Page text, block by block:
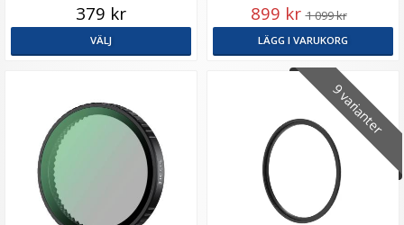
379 kr
VÄLJ
899 kr 1 099 kr
LÄGG I VARUKORG
9 varianter